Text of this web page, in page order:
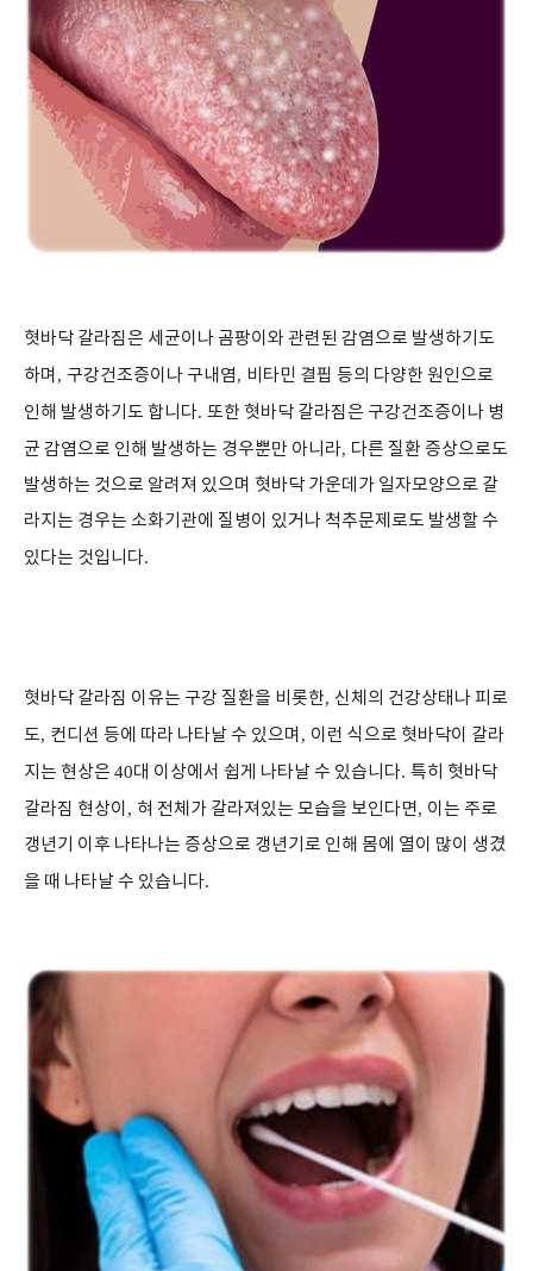
혓바닥 갈라짐은 세균이나 곰팡이와 관련된 감염으로 발생하기도
하며 , 구강건조증이나 구내염, 비타민 결핍 등의 다양한 원인으로
인해 발생하기도 합니다. 또한 혓바닥 갈라짐은 구강건조증이나 병
균 감염으로 인해 발생하는 경우뿐만 아니라, 다른 질환 증상으로도
발생하는 것으로 알려져 있으며 혓바닥 가운데가 일자모양으로 갈
라지는 경우는 소화기관에 질병이 있거나 척추문제로도 발생할 수
있다는 것입니다.
혓바닥 갈라짐 이유는 구강 질환을 비롯한, 신체의 건강상태나 피로
도, 컨디션 등에 따라 나타날 수 있으며 , 이런 식으로 혓바닥이 갈라
지는 현상은 40대 이상에서 쉽게 나타날 수 있습니다. 특히 혓바닥
갈라짐 현상이 , 혀 전체가 갈라져있는 모습을 보인다면, 이는 주로
갱년기 이후 나타나는 증상으로 갱년기로 인해 몸에 열이 많이 생겼
을 때 나타날 수 있습니다.